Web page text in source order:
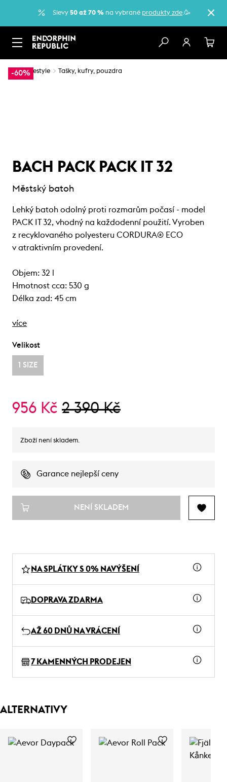
Slevy 50 až 70 % na vybrané produkty zde.🥳
-60%
… Lifestyle Tašky, kufry, pouzdra
BACH PACK PACK IT 32
Městský batoh
Lehký batoh odolný proti rozmarům počasí - model
PACK IT 32, vhodný na každodenní použití. Vyroben
z recyklovaného polyesteru CORDURA® ECO
v atraktivním provedení.
Objem: 32 l
Hmotnost cca: 530 g
Délka zad: 45 cm
více
Velikost
1 SIZE
956 Kč 2 390 Kč
Zboží není skladem.
Garance nejlepší ceny
NENÍ SKLADEM
NA SPLÁTKY S 0% NAVÝŠENÍ
DOPRAVA ZDARMA
AŽ 60 DNŮ NA VRÁCENÍ
7 KAMENNÝCH PRODEJEN
ALTERNATIVY